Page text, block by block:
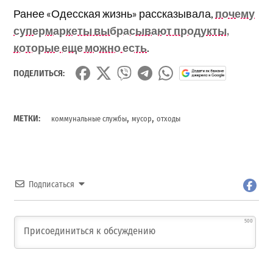
Ранее «Одесская жизнь» рассказывала, почему
супермаркеты выбрасывают продукты,
которые еще можно есть.
ПОДЕЛИТЬСЯ:
МЕТКИ: коммунальные службы,мусор,отходы
Подписаться
500